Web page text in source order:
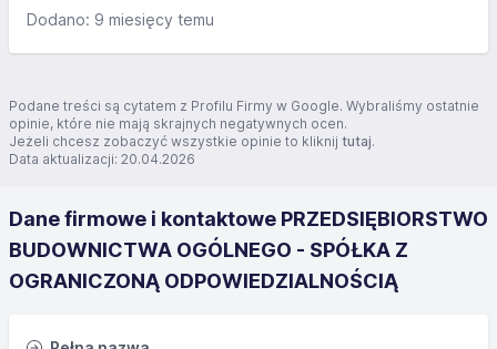
developerem jak i poziom wykonania mieszkania są bez
zarzutu. Dlatego też bez problemu poleciłam zakup
mieszkania w PBO kilku znajomym. Oni są także
developera
Dodano: 9 miesięcy temu
Podane treści są cytatem z Profilu Firmy w Google. Wybraliśmy ostatnie
opinie, które nie mają skrajnych negatywnych ocen.
Jeżeli chcesz zobaczyć wszystkie opinie to kliknij tutaj.
Data aktualizacji: 20.04.2026
Dane firmowe i kontaktowe PRZEDSIĘBIORSTWO
BUDOWNICTWA OGÓLNEGO - SPÓŁKA Z
OGRANICZONĄ ODPOWIEDZIALNOŚCIĄ